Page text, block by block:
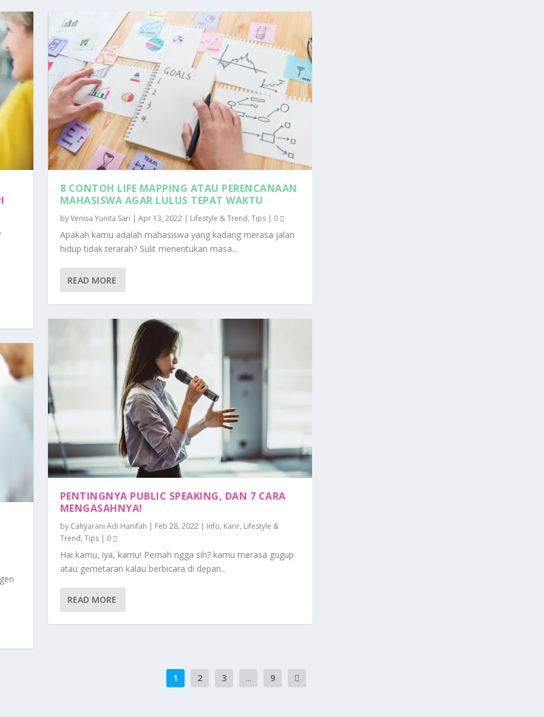
,
8 CONTOH LIFE MAPPING ATAU PERENCANAAN
MAHASISWA AGAR LULUS TEPAT WAKTU
byVenisa Yunita Sari | Apr 13, 2022| Lifestyle & Trend, Tips| 0
Apakah kamu adalah mahasiswa yang kadang merasa jalan
hidup tidak terarah? Sulit menentukan masa...
READ MORE
PENTINGNYA PUBLIC SPEAKING, DAN 7 CARA
MENGASAHNYA!
by Cahyarani Adi Hanifah | Feb 28, 2022| Info, Karir, Lifestyle &
Trend, Tips| 0
Hai kamu, iya, kamu! Pernah ngga sih? kamu merasa gugup
atau gemetaran kalau berbicara di depan...
READ MORE
1 2 3 ... 9